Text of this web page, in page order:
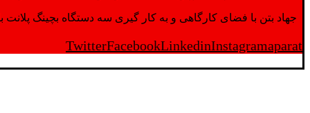
جهاد بتن با فضای کارگاهی و به کار گیری سه دستگاه بچینگ پلانت با ظرفیت 2500 تن در کنار پرسنل متخصص و پر تلاش واحدهای تولید و ازمایشگاه,بتن با کیفیت را برای واحد
TwitterFacebookLinkedinInstagramaparat